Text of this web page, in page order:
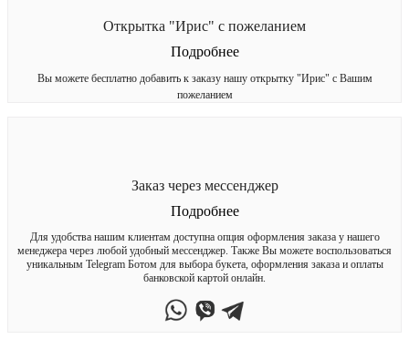
Открытка "Ирис" с пожеланием
Подробнее
Вы можете бесплатно добавить к заказу нашу открытку "Ирис" с Вашим
пожеланием
Заказ через мессенджер
Подробнее
Для удобства нашим клиентам доступна опция оформления заказа у нашего
менеджера через любой удобный мессенджер. Также Вы можете воспользоваться
уникальным Telegram Ботом для выбора букета, оформления заказа и оплаты
банковской картой онлайн.